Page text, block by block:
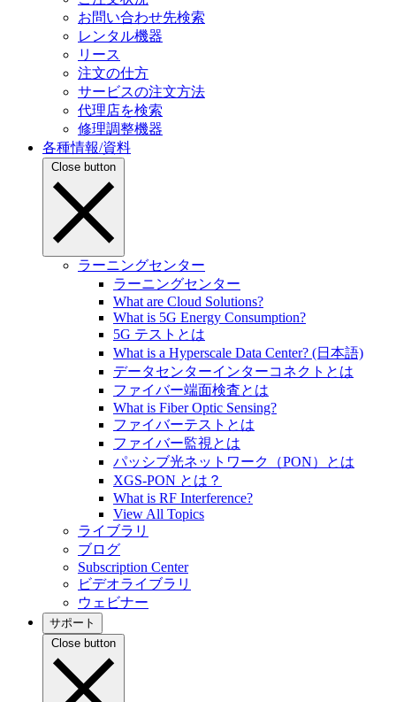
お問い合わせ先検索
レンタル機器
リース
注文の仕方
サービスの注文方法
代理店を検索
修理調整機器
各種情報/資料
Close button
ラーニングセンター
ラーニングセンター
What are Cloud Solutions?
What is 5G Energy Consumption?
5G テストとは
What is a Hyperscale Data Center? (日本語)
データセンターインターコネクトとは
ファイバー端面検査とは
What is Fiber Optic Sensing?
ファイバーテストとは
ファイバー監視とは
パッシブ光ネットワーク（PON）とは
XGS-PON とは？
What is RF Interference?
View All Topics
ライブラリ
ブログ
Subscription Center
ビデオライブラリ
ウェビナー
サポート
Close button